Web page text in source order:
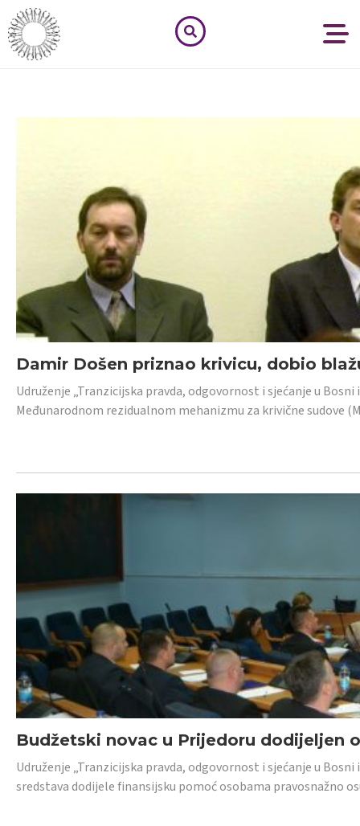
Damir Došen priznao krivicu, dobio
Udruženje „Tranzicijska pravda, odgovornost i sjećanje u
Međunarodnom rezidualnom mehanizmu za krivične sudove
Budžetski novac u Prijedoru dodijeljen
Udruženje „Tranzicijska pravda, odgovornost i sjećanje u
sredstava dodijele finansijsku pomoć osobama pravosnažno